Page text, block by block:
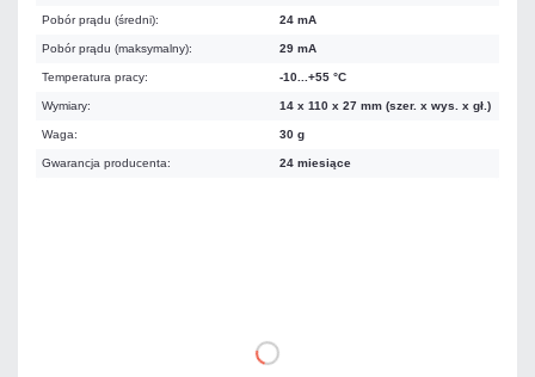
Pobór prądu (średni): 24 mA
Pobór prądu (maksymalny): 29 mA
Temperatura pracy: -10...+55 °C
Wymiary: 14 x 110 x 27 mm (szer. x wys. x gł.)
Waga: 30 g
Gwarancja producenta: 24 miesiące
DO KOSZYKA